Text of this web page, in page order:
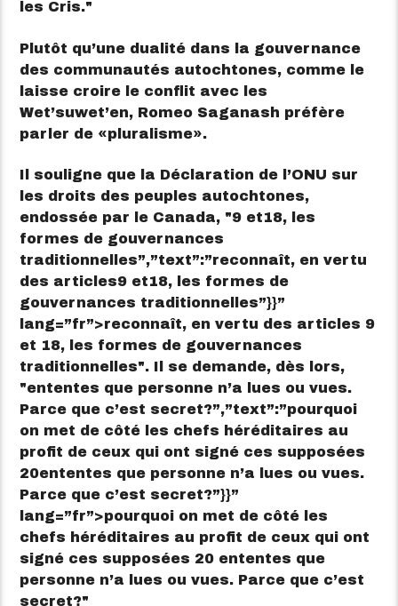
les Cris.
Plutôt qu’une dualité dans la gouvernance
des communautés autochtones, comme le
laisse croire le conflit avec les
Wet’suwet’en, Romeo Saganash préfère
parler de
pluralisme .
Il souligne que la Déclaration de l’ONU sur
les droits des peuples autochtones,
endossée par le Canada,
9 et18, les
formes de gouvernances
traditionnelles”,”text”:”reconnaît, en vertu
des articles9 et18, les formes de
gouvernances traditionnelles”}}”
lang=”fr”>reconnaît, en vertu des articles 9
et 18, les formes de gouvernances
traditionnelles . Il se demande, dès lors,
ententes que personne n’a lues ou vues.
Parce que c’est secret?”,”text”:”pourquoi
on met de côté les chefs héréditaires au
profit de ceux qui ont signé ces supposées
20ententes que personne n’a lues ou vues.
Parce que c’est secret?”}}”
lang=”fr”>pourquoi on met de côté les
chefs héréditaires au profit de ceux qui ont
signé ces supposées 20 ententes que
personne n’a lues ou vues. Parce que c’est
secret?